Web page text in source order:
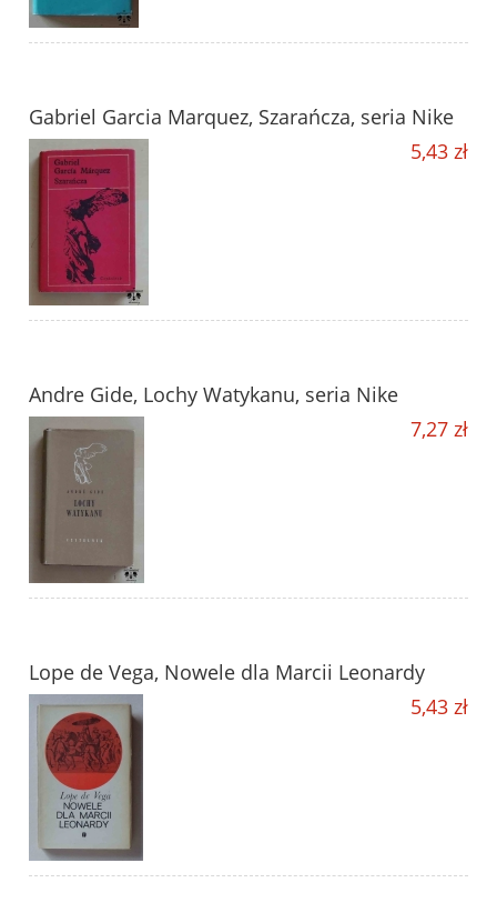
Gabriel Garcia Marquez, Szarańcza, seria Nike
5,43 zł
Andre Gide, Lochy Watykanu, seria Nike
7,27 zł
Lope de Vega, Nowele dla Marcii Leonardy
5,43 zł